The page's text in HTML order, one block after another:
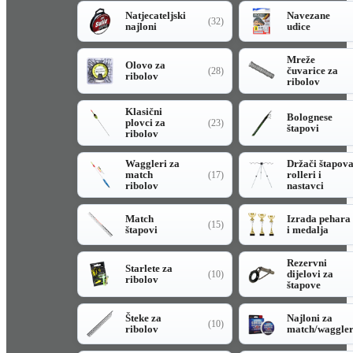
Natjecateljski
najloni
(32)
Navezane
udice
Olovo za
ribolov
(28)
Mreže
čuvarice za
ribolov
Klasični
plovci za
ribolov
(23)
Bolognese
štapovi
Waggleri za
match
ribolov
(17)
Držači štapova
rolleri i
nastavci
Match
štapovi
(15)
Izrada pehara
i medalja
Starlete za
ribolov
(10)
Rezervni
dijelovi za
štapove
Šteke za
ribolov
(10)
Najloni za
match/waggler